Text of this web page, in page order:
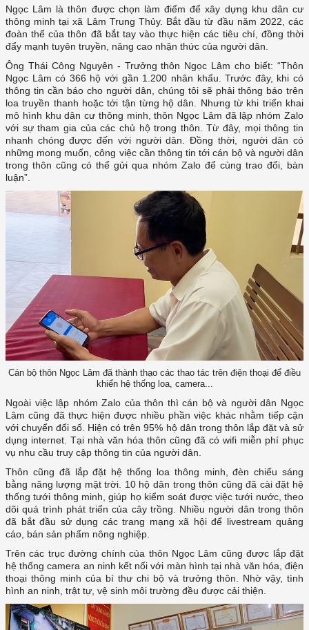
Ngọc Lâm là thôn được chọn làm điểm để xây dựng khu dân cư
thông minh tại xã Lâm Trung Thủy. Bắt đầu từ đầu năm 2022, các
đoàn thể của thôn đã bắt tay vào thực hiện các tiêu chí, đồng thời
đẩy mạnh tuyên truyền, nâng cao nhận thức của người dân.
Ông Thái Công Nguyên - Trưởng thôn Ngọc Lâm cho biết: “Thôn
Ngọc Lâm có 366 hộ với gần 1.200 nhân khẩu. Trước đây, khi có
thông tin cần báo cho người dân, chúng tôi sẽ phải thông báo trên
loa truyền thanh hoặc tới tận từng hộ dân. Nhưng từ khi triển khai
mô hình khu dân cư thông minh, thôn Ngọc Lâm đã lập nhóm Zalo
với sự tham gia của các chủ hộ trong thôn. Từ đây, mọi thông tin
nhanh chóng được đến với người dân. Đồng thời, người dân có
những mong muốn, công việc cần thông tin tới cán bộ và người dân
trong thôn cũng có thể gửi qua nhóm Zalo để cùng trao đổi, bàn
luận”.
Cán bộ thôn Ngọc Lâm đã thành thạo các thao tác trên điện thoại để điều
khiển hệ thống loa, camera...
Ngoài việc lập nhóm Zalo của thôn thì cán bộ và người dân Ngọc
Lâm cũng đã thực hiện được nhiều phần việc khác nhằm tiếp cận
với chuyển đổi số. Hiện có trên 95% hộ dân trong thôn lắp đặt và sử
dụng internet. Tại nhà văn hóa thôn cũng đã có wifi miễn phí phục
vụ nhu cầu truy cập thông tin của người dân.
Thôn cũng đã lắp đặt hệ thống loa thông minh, đèn chiếu sáng
bằng năng lượng mặt trời. 10 hộ dân trong thôn cũng đã cài đặt hệ
thống tưới thông minh, giúp họ kiểm soát được việc tưới nước, theo
dõi quá trình phát triển của cây trồng. Nhiều người dân trong thôn
đã bắt đầu sử dụng các trang mạng xã hội để livestream quảng
cáo, bán sản phẩm nông nghiệp.
Trên các trục đường chính của thôn Ngọc Lâm cũng được lắp đặt
hệ thống camera an ninh kết nối với màn hình tại nhà văn hóa, điện
thoại thông minh của bí thư chi bộ và trưởng thôn. Nhờ vậy, tình
hình an ninh, trật tự, vệ sinh môi trường đều được cải thiện.